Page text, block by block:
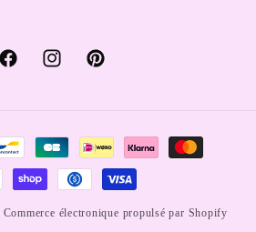
FacebookInstagramPinterest
Commerce électronique propulsé par Shopify